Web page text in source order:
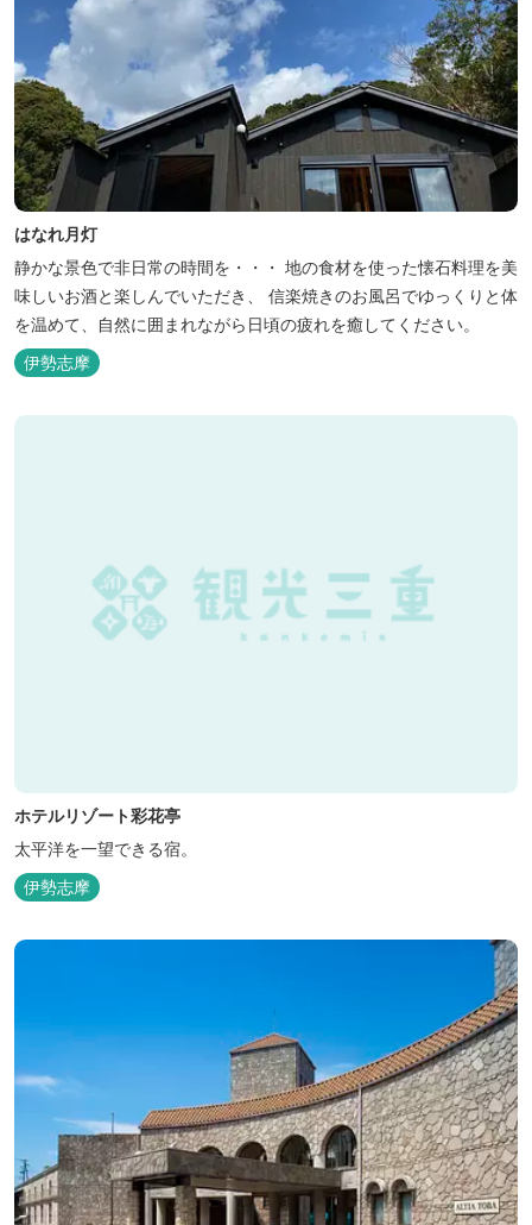
はなれ月灯
静かな景色で非日常の時間を・・・ 地の食材を使った懐石料理を美
味しいお酒と楽しんでいただき、 信楽焼きのお風呂でゆっくりと体
を温めて、自然に囲まれながら日頃の疲れを癒してください。
伊勢志摩
ホテルリゾート彩花亭
太平洋を一望できる宿。
伊勢志摩